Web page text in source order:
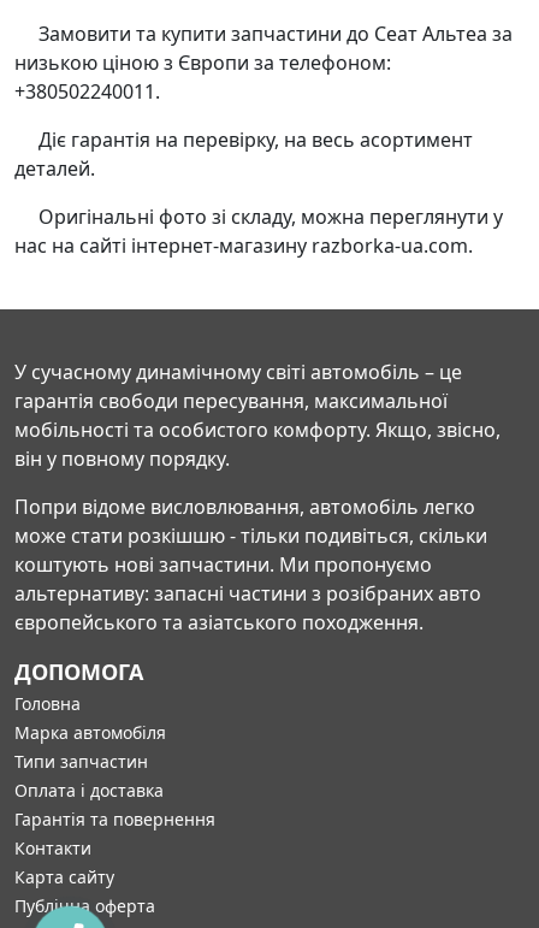
Замовити та купити запчастини до Сеат Альтеа за
низькою ціною з Європи за телефоном:
+380502240011.
Діє гарантія на перевірку, на весь асортимент
деталей.
Оригінальні фото зі складу, можна переглянути у
нас на сайті інтернет-магазину razborka-ua.com.
У сучасному динамічному світі автомобіль – це
гарантія свободи пересування, максимальної
мобільності та особистого комфорту. Якщо, звісно,
він у повному порядку.
Попри відоме висловлювання, автомобіль легко
може стати розкішшю - тільки подивіться, скільки
коштують нові запчастини. Ми пропонуємо
альтернативу: запасні частини з розібраних авто
європейського та азіатського походження.
ДОПОМОГА
Головна
Марка автомобіля
Типи запчастин
Оплата і доставка
Гарантія та повернення
Контакти
Карта сайту
Публічна оферта